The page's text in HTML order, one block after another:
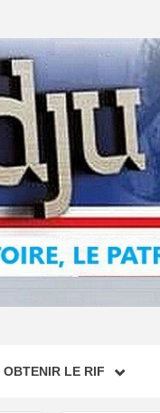
OBTENIR LE RIF